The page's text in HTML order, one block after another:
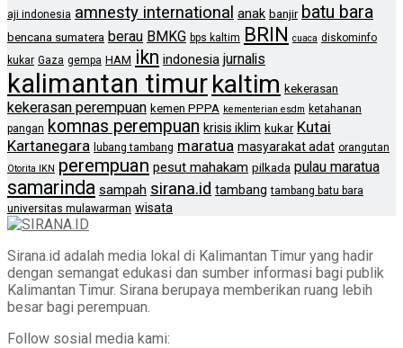
aji indonesia amnesty international anak banjir batu bara
bencana sumatera berau BMKG bps kaltim BRIN cuaca diskominfo
kukar Gaza gempa HAM ikn indonesia jurnalis
kalimantan timurkaltim kekerasan
kekerasan perempuan kemen PPPA kementerian esdm ketahanan
pangan komnas perempuan krisis iklim kukar Kutai
Kartanegara lubang tambang maratua masyarakat adat orangutan
Otorita IKN perempuan pesut mahakam pilkada pulau maratua
samarinda sampah sirana.id tambang tambang batu bara
universitas mulawarman wisata
Sirana.id adalah media lokal di Kalimantan Timur yang hadir
dengan semangat edukasi dan sumber informasi bagi publik
Kalimantan Timur. Sirana berupaya memberikan ruang lebih
besar bagi perempuan.
Follow sosial media kami: